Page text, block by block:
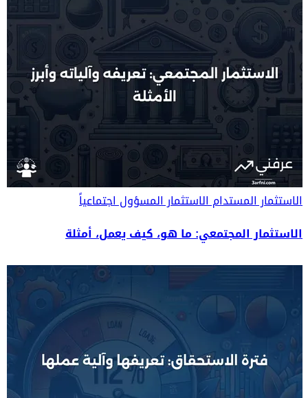
الاستثمار المستدامالاستثمار المسؤول اجتماعياً
الاستثمار المجتمعي: ما هو، كيف يعمل، أمثلة